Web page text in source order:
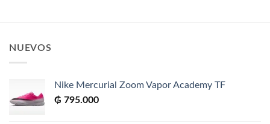
NUEVOS
Nike Mercurial Zoom Vapor Academy TF
₲ 795.000